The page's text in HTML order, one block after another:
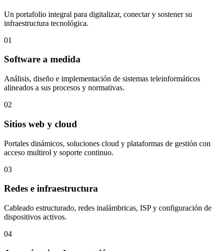
Un portafolio integral para digitalizar, conectar y sostener su
infraestructura tecnológica.
01
Software a medida
Análisis, diseño e implementación de sistemas teleinformáticos
alineados a sus procesos y normativas.
02
Sitios web y cloud
Portales dinámicos, soluciones cloud y plataformas de gestión con
acceso multirol y soporte continuo.
03
Redes e infraestructura
Cableado estructurado, redes inalámbricas, ISP y configuración de
dispositivos activos.
04